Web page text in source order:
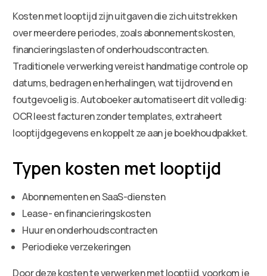
Kosten met looptijd zijn uitgaven die zich uitstrekken
over meerdere periodes, zoals abonnementskosten,
financieringslasten of onderhoudscontracten.
Traditionele verwerking vereist handmatige controle op
datums, bedragen en herhalingen, wat tijdrovend en
foutgevoelig is. Autoboeker automatiseert dit volledig:
OCR leest facturen zonder templates, extraheert
looptijdgegevens en koppelt ze aan je boekhoudpakket.
Typen kosten met looptijd
Abonnementen en SaaS-diensten
Lease- en financieringskosten
Huur en onderhoudscontracten
Periodieke verzekeringen
Door deze kosten te verwerken met looptijd, voorkom je